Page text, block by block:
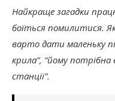
Найкраще загадки
боїться помилитися.
варто дати маленьку
крила”, “йому потрібна
станції”.